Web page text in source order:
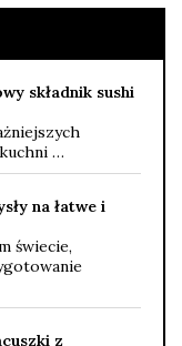
składnik sushi
…
na łatwe i
świecie,
z